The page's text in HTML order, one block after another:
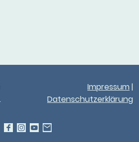
Impressum |
Datenschutzerklärung